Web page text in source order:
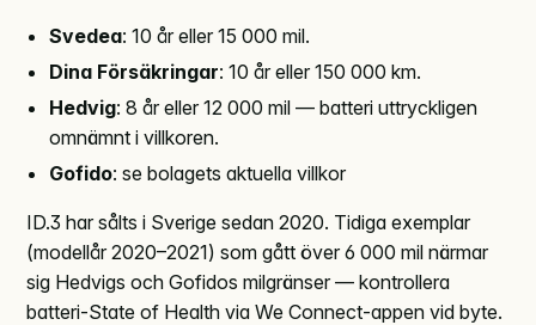
Svedea: 10 år eller 15 000 mil.
Dina Försäkringar: 10 år eller 150 000 km.
Hedvig: 8 år eller 12 000 mil — batteri uttryckligen
omnämnt i villkoren.
Gofido: se bolagets aktuella villkor
ID.3 har sålts i Sverige sedan 2020. Tidiga exemplar
(modellår 2020–2021) som gått över 6 000 mil närmar
sig Hedvigs och Gofidos milgränser — kontrollera
batteri-State of Health via We Connect-appen vid byte.